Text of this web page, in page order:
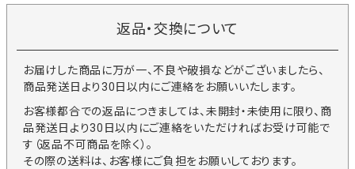
返品・交換について
お届けした商品に万が一、不良や破損などがございましたら、
商品発送日より30日以内にご連絡をお願いいたします。
お客様都合での返品につきましては、未開封・未使用に限り、商
品発送日より30日以内にご連絡をいただければお受け可能で
す（返品不可商品を除く）。
その際の送料は、お客様にご負担をお願いしております。